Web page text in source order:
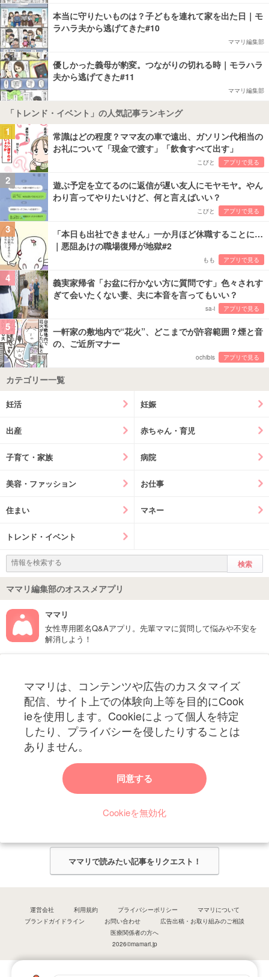
本当に守りたいものは？子どもを連れて家を出た日｜モ
ラハラ夫から逃げてきた#10
ママリ編集部
優しかった義母が豹変。つながりの切れる時｜モラハラ
夫から逃げてきた#11
ママリ編集部
「トレンド・イベント」の人気記事ランキング
1
常識はどの程度？ママ友の車で遠出、ガソリン代相当の
お礼について「現金で渡す」「飲食すべて出す」
こびと アプリで見る
2
遊ぶ予定を立てるのに返信が遅い友人にモヤモヤ。やん
わり言ってやりたいけど、何と言えばいい？
こびと アプリで見る
3
「本日も出社できません」一か月ほど休職することに…
｜悪阻あけの職場復帰が地獄#2
もも アプリで見る
4
義実家帰省「お盆に行かない方に質問です」色々されす
ぎて会いたくない妻、夫に本音を言ってもいい？
sa-i アプリで見る
5
一軒家の敷地内で“花火”、どこまでが許容範囲？煙と音
の、ご近所マナー
ochibis アプリで見る
カテゴリー一覧
妊活 妊娠
出産 赤ちゃん・育児
子育て・家族 病院
美容・ファッション お仕事
住まい マネー
トレンド・イベント
ママリ編集部のオススメアプリ
ママリ
女性専用匿名Q&Aアプリ。先輩ママに質問して悩みや不安を
解消しよう！
ママリは、コンテンツや広告のカスタマイズ
配信、サイト上での体験向上等を目的にCook
ieを使用します。Cookieによって個人を特定
したり、プライバシーを侵したりすることは
ありません。
同意する
Cookieを無効化
妊娠〜子育て中のお役立ち情報を配信中
ママリからのお知らせ
ママリ編集部がみなさんのご意見をもとに記事を作成させていただきま
ママリで読みたい記事をリクエスト！
運営会社 利用規約 プライバシーポリシー
ママリについて
ブランドガイドライン
お問い合わせ
広告出稿・お取り組みのご相談
医療関係者の方へ
2026©mamari.jp